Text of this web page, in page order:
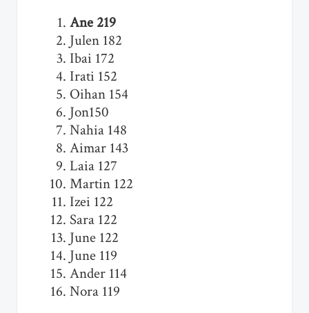
Ane 219
Julen 182
Ibai 172
Irati 152
Oihan 154
Jon150
Nahia 148
Aimar 143
Laia 127
Martin 122
Izei 122
Sara 122
June 122
June 119
Ander 114
Nora 119